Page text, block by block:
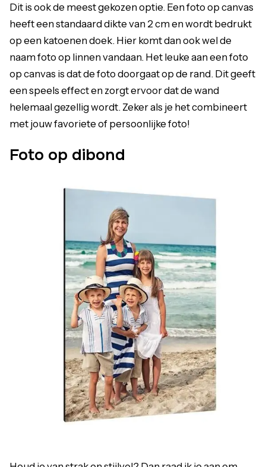
Dit is ook de meest gekozen optie. Een foto op canvas
heeft een standaard dikte van 2 cm en wordt bedrukt
op een katoenen doek. Hier komt dan ook wel de
naam foto op linnen vandaan. Het leuke aan een foto
op canvas is dat de foto doorgaat op de rand. Dit geeft
een speels effect en zorgt ervoor dat de wand
helemaal gezellig wordt. Zeker als je het combineert
met jouw favoriete of persoonlijke foto!
Foto op dibond